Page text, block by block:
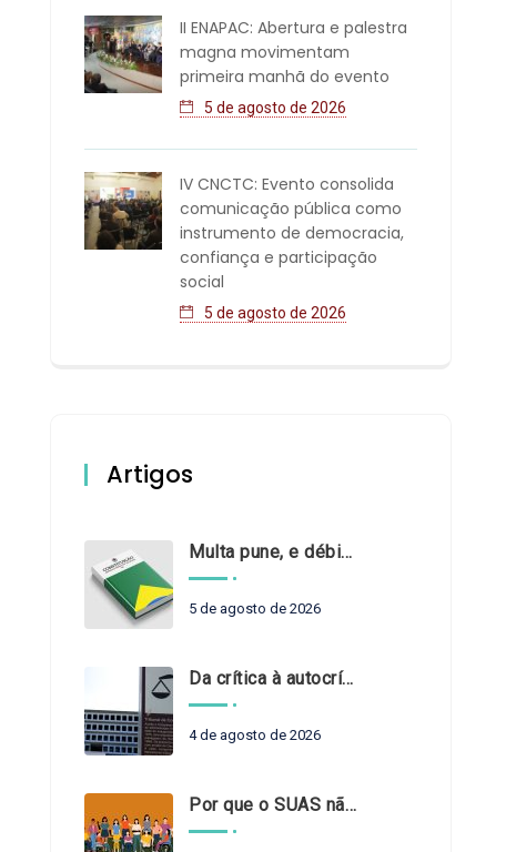
II ENAPAC: Abertura e palestra
magna movimentam
primeira manhã do evento
5 de agosto de 2026
IV CNCTC: Evento consolida
comunicação pública como
instrumento de democracia,
confiança e participação
social
5 de agosto de 2026
Artigos
Multa pune, e débito recompõe. § 3º do art. 71 da Constituição: um problema de legística formal
5 de agosto de 2026
Da crítica à autocrítica: Tribunais de Contas sob um novo olhar?
4 de agosto de 2026
Por que o SUAS não pode esperar?